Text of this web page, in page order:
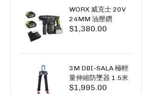
WORX 威克士 20V
24MM 油壓鑽
WU385.3（雙5A電
$1,380.00
3M DBI-SALA 極輕
量伸縮防墜器 1.5米
(雙鉤) 3101754
$1,995.00